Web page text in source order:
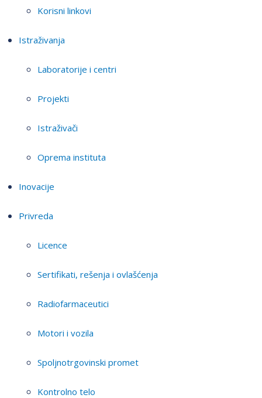
Korisni linkovi
Istraživanja
Laboratorije i centri
Projekti
Istraživači
Oprema instituta
Inovacije
Privreda
Licence
Sertifikati, rešenja i ovlašćenja
Radiofarmaceutici
Motori i vozila
Spoljnotrgovinski promet
Kontrolno telo